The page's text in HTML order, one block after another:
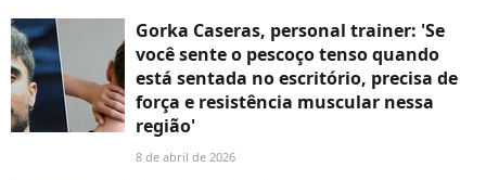
Gorka Caseras, personal trainer: 'Se
você sente o pescoço tenso quando
está sentada no escritório, precisa de
força e resistência muscular nessa
região'
8 de abril de 2026